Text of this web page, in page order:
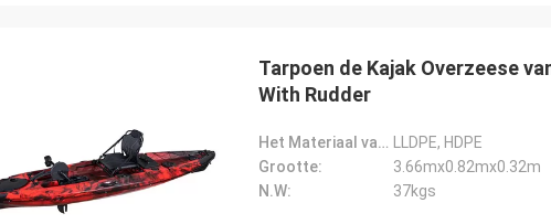
Tarpoen de Kajak Overzeese
With Rudder
Het Materiaal van Hull:
LLDPE, HDPE
Grootte:
3.66mx0.82mx0.32m
N.W:
37kgs